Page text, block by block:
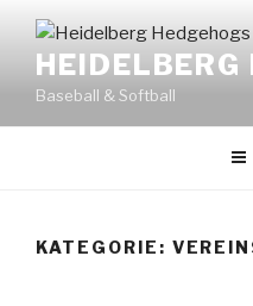
Inhalt
springenHEIDELBERG
Baseball & Softball
KATEGORIE: